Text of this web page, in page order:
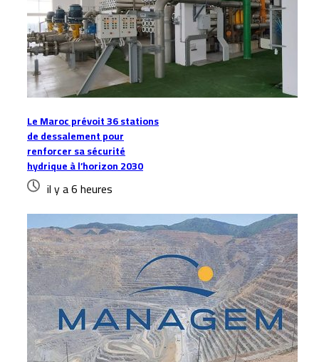
Le Maroc prévoit 36 stations
de dessalement pour
renforcer sa sécurité
hydrique à l’horizon 2030
il y a 6 heures